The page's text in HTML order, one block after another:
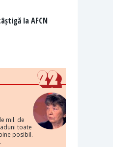
la AFCN
mil. de
toate
posibil.